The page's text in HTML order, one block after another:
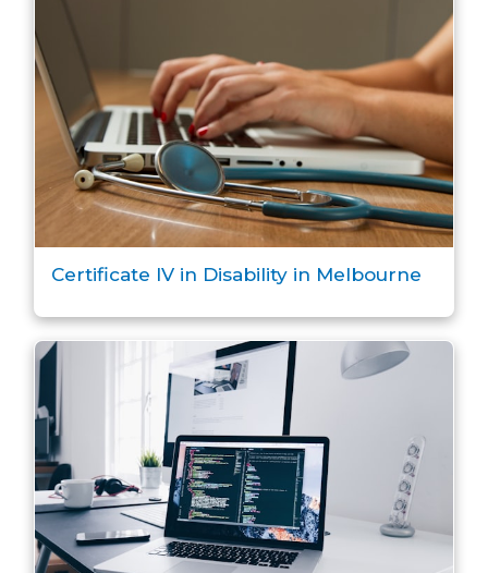
Certificate IV in Disability in Melbourne